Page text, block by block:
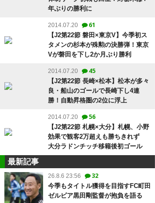
年ぶりの勝利に
2014.07.20 61
【J2第22節 磐田×東京V】今季初ス
タメンの杉本が殊勲の決勝弾！東京
Vが磐田を下し2か月ぶり勝利
2014.07.20 45
【J2第22節 長崎×松本】松本が多々
良・船山のゴールで長崎下し4連
勝！自動昇格圏の2位に浮上
2014.07.20 56
【J2第22節 札幌×大分】札幌、小野
効果で観客2万超えも勝ちきれず
大分ラドンチッチ移籍後初ゴール
最新記事
26.8.6 23:56 32
今季もタイトル獲得を目指すFC町田
ゼルビア黒田剛監督が抱負を語る